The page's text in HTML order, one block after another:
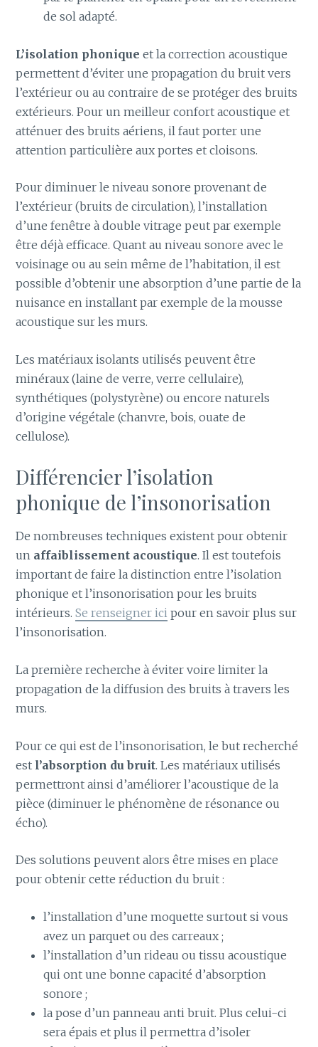
de sol adapté.
L’isolation phonique et la correction acoustique
permettent d’éviter une propagation du bruit vers
l’extérieur ou au contraire de se protéger des bruits
extérieurs. Pour un meilleur confort acoustique et
atténuer des bruits aériens, il faut porter une
attention particulière aux portes et cloisons.
Pour diminuer le niveau sonore provenant de
l’extérieur (bruits de circulation), l’installation
d’une fenêtre à double vitrage peut par exemple
être déjà efficace. Quant au niveau sonore avec le
voisinage ou au sein même de l’habitation, il est
possible d’obtenir une absorption d’une partie de la
nuisance en installant par exemple de la mousse
acoustique sur les murs.
Les matériaux isolants utilisés peuvent être
minéraux (laine de verre, verre cellulaire),
synthétiques (polystyrène) ou encore naturels
d’origine végétale (chanvre, bois, ouate de
cellulose).
Différencier l’isolation
phonique de l’insonorisation
De nombreuses techniques existent pour obtenir
un affaiblissement acoustique. Il est toutefois
important de faire la distinction entre l’isolation
phonique et l’insonorisation pour les bruits
intérieurs.Se renseigner ici pour en savoir plus sur
l’insonorisation.
La première recherche à éviter voire limiter la
propagation de la diffusion des bruits à travers les
murs.
Pour ce qui est de l’insonorisation, le but recherché
est l’absorption du bruit. Les matériaux utilisés
permettront ainsi d’améliorer l’acoustique de la
pièce (diminuer le phénomène de résonance ou
écho).
Des solutions peuvent alors être mises en place
pour obtenir cette réduction du bruit :
l’installation d’une moquette surtout si vous
avez un parquet ou des carreaux ;
l’installation d’un rideau ou tissu acoustique
qui ont une bonne capacité d’absorption
sonore ;
la pose d’un panneau anti bruit. Plus celui-ci
sera épais et plus il permettra d’isoler